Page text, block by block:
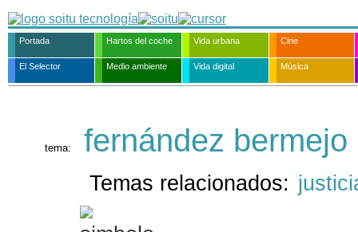
Portada Hartos del coche Vida urbana Cine
El Selector Medio ambiente Vida digital Música
tema: fernández bermejo
Temas relacionados: